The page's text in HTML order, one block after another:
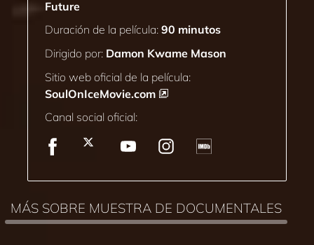
Future
Duración de la película: 90 minutos
Dirigido por: Damon Kwame Mason
Sitio web oficial de la película:
SoulOnIceMovie.com
Canal social oficial:
MÁS SOBRE MUESTRA DE DOCUMENTALES